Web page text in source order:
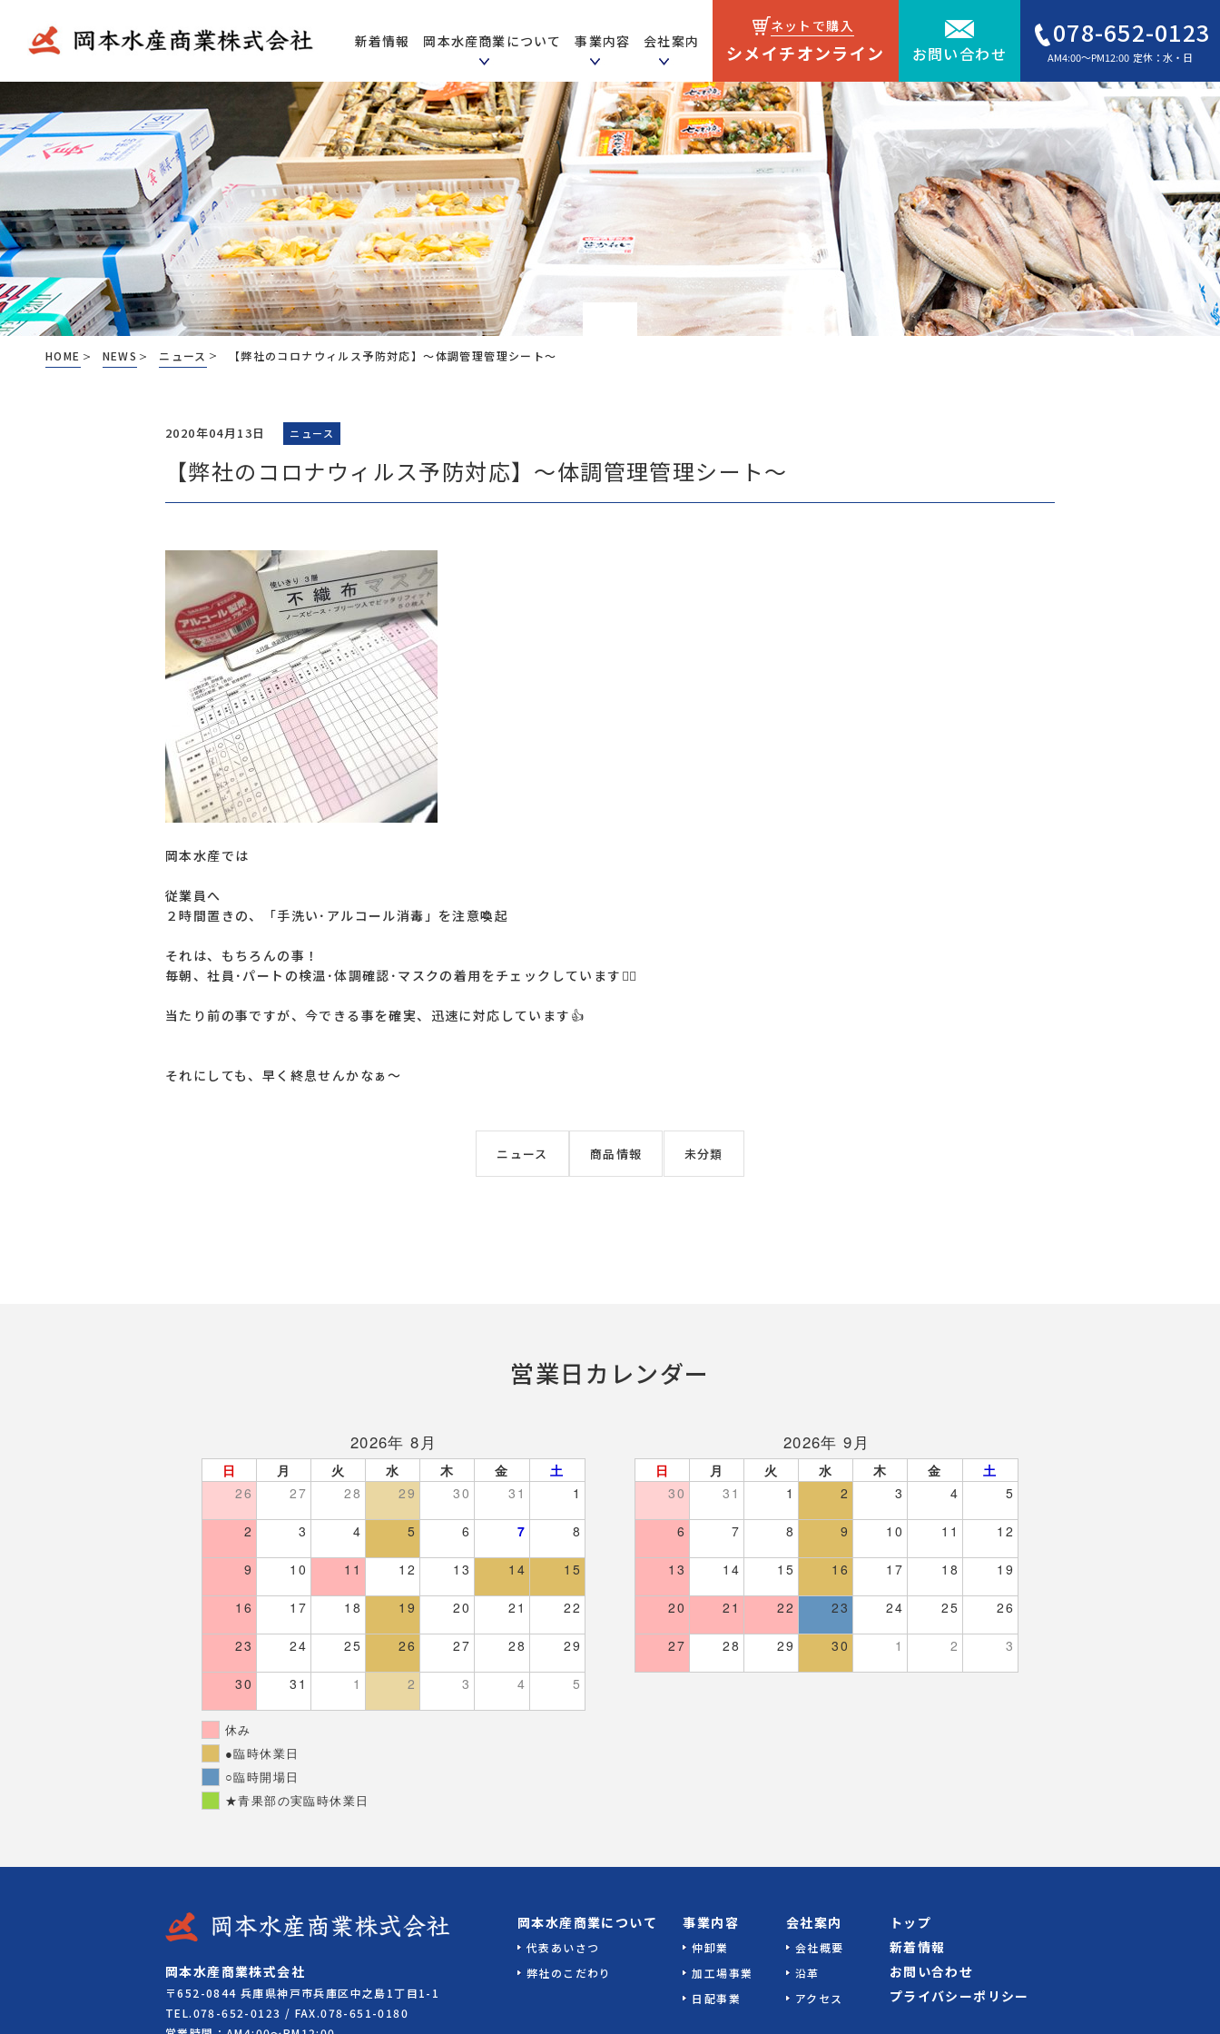
新着情報 岡本水産商業について
代表あいさつ 弊社のこだわり
事業内容
仲卸業 加工場事業 日配事業
会社案内
会社概要 アクセス
ネットで購入
シメイチオンライン お問い合わせ
078-652-0123
AM4:00～PM12:00 定休：水・日
HOME NEWS ニュース 【弊社のコロナウィルス予防対応】～体調管理管理シート～
2020年04月13日 ニュース
【弊社のコロナウィルス予防対応】～体調管理管理シート～
岡本水産では
従業員へ
２時間置きの、「手洗い･アルコール消毒」を注意喚起
それは、もちろんの事！
毎朝、社員･パートの検温･体調確認･マスクの着用をチェックしています🙋‍♀️
当たり前の事ですが、今できる事を確実、迅速に対応しています👍
それにしても、早く終息せんかなぁ～
ニュース 商品情報 未分類
営業日カレンダー
2026年 8月
日 月 火 水 木 金
土
26
27 28 29 30 31 1
2 3 4 5 6 7 8
9 10 11 12 13 14 15
16 17 18 19 20 21 22
23 24 25 26 27 28 29
30 31 1 2 3 4 5
2026年 9月
日 月 火 水 木 金
土
30
31 1 2 3 4 5
6 7 8 9 10 11 12
13 14 15 16 17 18 19
20 21 22 23 24 25 26
27 28 29 30 1 2 3
休み
●臨時休業日
○臨時開場日
★青果部の実臨時休業日
岡本水産商業株式会社
〒652-0844 兵庫県神戸市兵庫区中之島1丁目1-1
TEL.078-652-0123 / FAX.078-651-0180
岡本水産商業について
代表あいさつ
弊社のこだわり
事業内容
仲卸業
加工場事業
日配事業
会社案内
会社概要
沿革
アクセス
トップ
新着情報
お問い合わせ
プライバシーポリシー